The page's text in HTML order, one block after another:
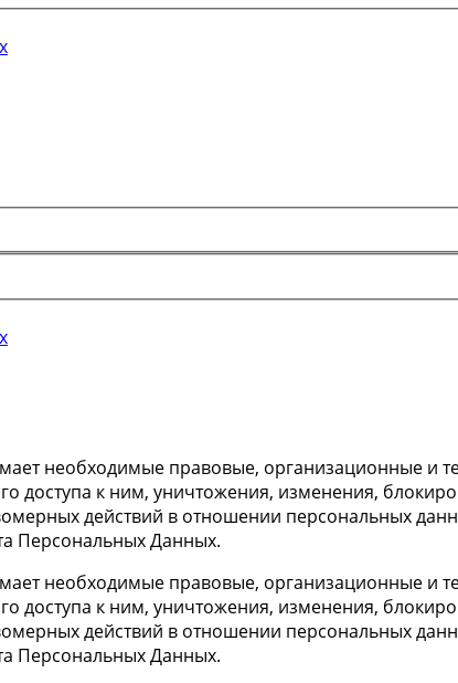
необходимые правовые, организационные и
доступа к ним, уничтожения, изменения,
действий в отношении персональных
Персональных Данных.
необходимые правовые, организационные и
доступа к ним, уничтожения, изменения,
действий в отношении персональных
Персональных Данных.